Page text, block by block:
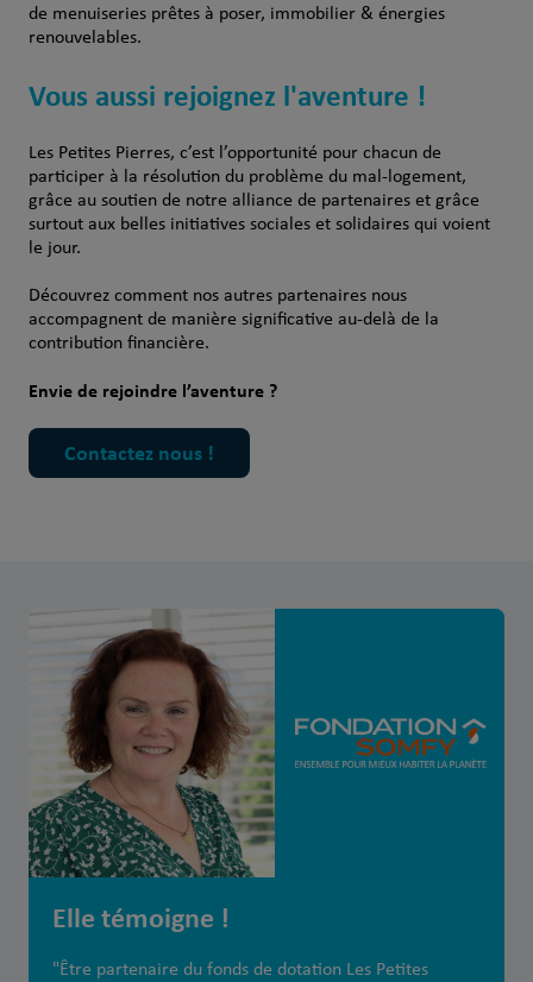
de menuiseries prêtes à poser, immobilier & énergies
renouvelables.
Vous aussi rejoignez l'aventure !
Les Petites Pierres, c’est l’opportunité pour chacun de
participer à la résolution du problème du mal-logement,
grâce au soutien de notre alliance de partenaires et grâce
surtout aux belles initiatives sociales et solidaires qui voient
le jour.
Découvrez comment nos autres partenaires nous
accompagnent de manière significative au-delà de la
contribution financière.
Envie de rejoindre l’aventure ?
Contactez nous !
Elle témoigne !
"Être partenaire du fonds de dotation Les Petites